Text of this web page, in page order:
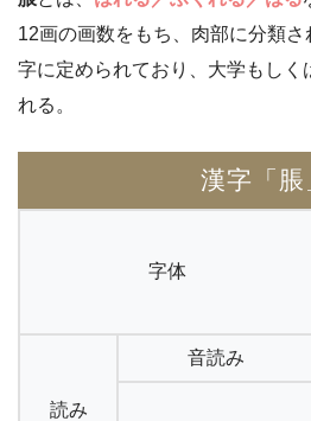
12画の画数をもち、肉部に分類
字に定められており、大学もしく
れる。
漢字「脹
字体
読み
音読み